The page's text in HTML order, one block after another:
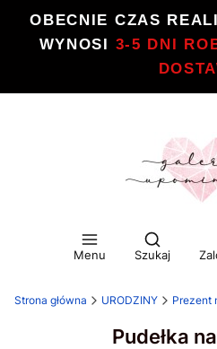
OBECNIE CZAS
WYNOSI 3-5 DNI
Menu
Otwórz
Szukaj
Strona główna URODZINY Prezent
Pudełka